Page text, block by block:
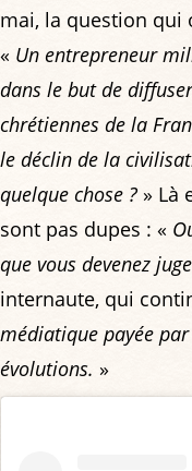
mai, la question qui
« Un entrepreneur
dans le but de
chrétiennes de la
le déclin de la
quelque chose ? » Là
sont pas dupes : «
que vous devenez
internaute, qui
médiatique payée
évolutions. »